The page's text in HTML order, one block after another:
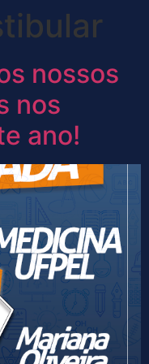
nossos
nos
ano!